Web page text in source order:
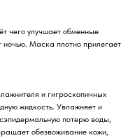
чего улучшает обменные
ночью. Маска плотно прилегает
и гигроскопичных
жидкость. Увлажняет и
потерю воды,
обезвоживание кожи,